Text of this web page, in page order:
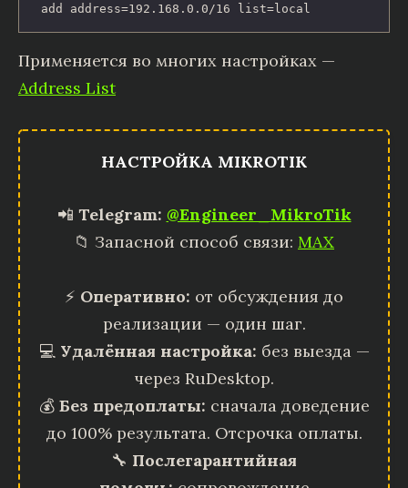
add address=192.168.0.0/16 list=local
Применяется во многих настройках —
Address List
НАСТРОЙКА MIKROTIK
📲 Telegram: @Engineer_MikroTik
📁 Запасной способ связи: MAX
⚡ Оперативно: от обсуждения до
реализации — один шаг.
💻 Удалённая настройка: без выезда —
через RuDesktop.
💰 Без предоплаты: сначала доведение
до 100% результата. Отсрочка оплаты.
🔧 Послегарантийная